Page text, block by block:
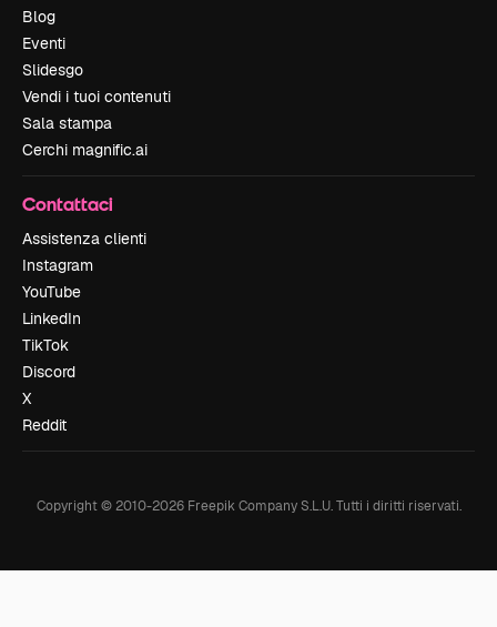
Blog
Eventi
Slidesgo
Vendi i tuoi contenuti
Sala stampa
Cerchi magnific.ai
Contattaci
Assistenza clienti
Instagram
YouTube
LinkedIn
TikTok
Discord
X
Reddit
Copyright © 2010-2026Freepik Company S.L.U. Tutti i diritti riservati.